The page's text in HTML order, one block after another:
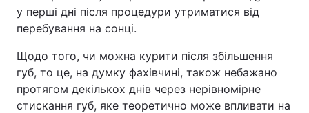
у перші дні після процедури утриматися від
перебування на сонці.
Щодо того, чи можна курити після збільшення
губ, то це, на думку фахівчині, також небажано
протягом декількох днів через нерівномірне
стискання губ, яке теоретично може впливати на